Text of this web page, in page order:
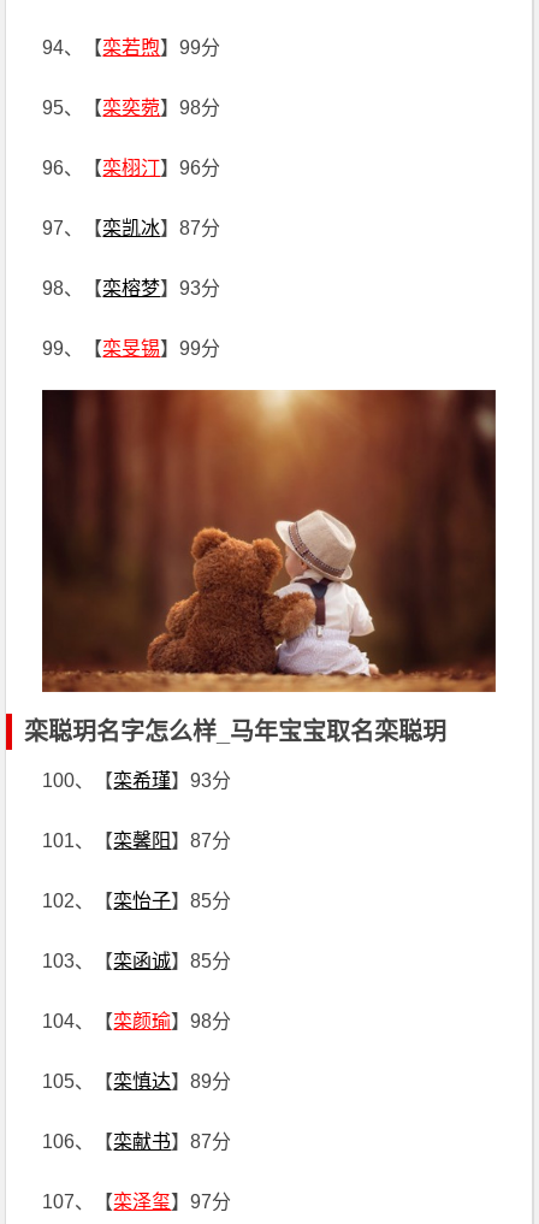
94、【栾若煦】99分
95、【栾奕菀】98分
96、【栾栩汀】96分
97、【栾凯冰】87分
98、【栾榕梦】93分
99、【栾旻锡】99分
栾聪玥名字怎么样_马年宝宝取名栾聪玥
100、【栾希瑾】93分
101、【栾馨阳】87分
102、【栾怡子】85分
103、【栾函诚】85分
104、【栾颜瑜】98分
105、【栾慎达】89分
106、【栾献书】87分
107、【栾泽玺】97分